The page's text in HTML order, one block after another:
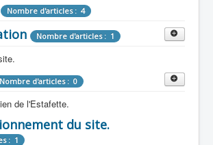
Nombre d'articles : 4
Nombre d'articles : 1
Presse Nombre d'articles : 9
que l'on a vu sur l'estafette !
Car Nombre d'articles : 3
Nombre d'articles : 0
de l'Estafette.
Nombre d'articles : 0
du site.
: 1